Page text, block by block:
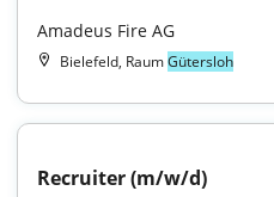
Amadeus Fire AG
Bielefeld, RaumGütersloh
Recruiter (m/w/d)